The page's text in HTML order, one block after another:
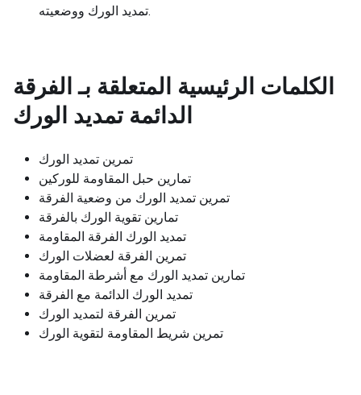
تمديد الورك ووضعيته.
الكلمات الرئيسية المتعلقة بـ الفرقة
الدائمة تمديد الورك
تمرين تمديد الورك
تمارين حبل المقاومة للوركين
تمرين تمديد الورك من وضعية الفرقة
تمارين تقوية الورك بالفرقة
تمديد الورك الفرقة المقاومة
تمرين الفرقة لعضلات الورك
تمارين تمديد الورك مع أشرطة المقاومة
تمديد الورك الدائمة مع الفرقة
تمرين الفرقة لتمديد الورك
تمرين شريط المقاومة لتقوية الورك